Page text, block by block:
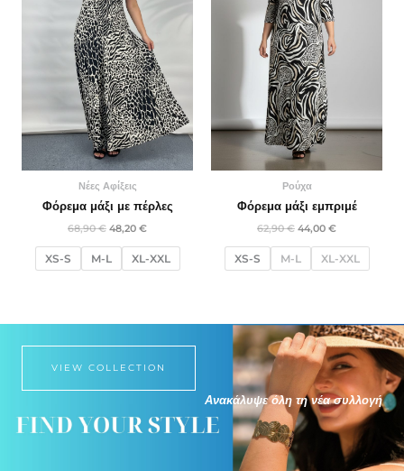
Νέες Αφίξεις
Φόρεμα μάξι με πέρλες
68,90€ 48,20 €
XS-S M-L XL-XXL
Ρούχα
Φόρεμα μάξι εμπριμέ
62,90€ 44,00 €
XS-S M-L XL-XXL
VIEW COLLECTION
Ανακάλυψε όλη τη νέα συλλογή